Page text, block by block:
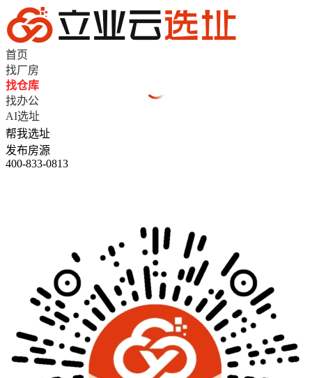
首页
找厂房
找仓库
找办公
AI选址
帮我选址
发布房源
400-833-0813